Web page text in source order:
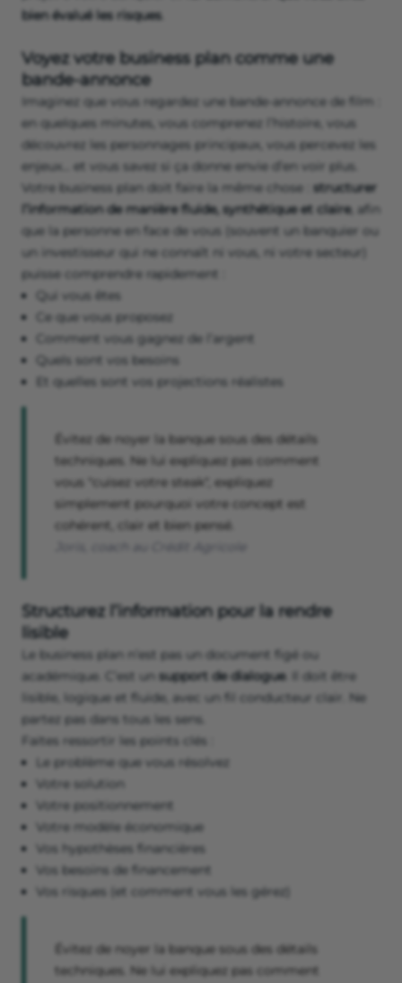
bien évalué les risques.
Voyez votre business plan comme une
bande-annonce
Imaginez que vous regardez une bande-annonce de film :
en quelques minutes, vous comprenez l’histoire, vous
découvrez les personnages principaux, vous percevez les
enjeux… et vous savez si ça donne envie d’en voir plus.
Votre business plan doit faire la même chose : structurer
l’information de manière fluide, synthétique et claire, afin
que la personne en face de vous (souvent un banquier ou
un investisseur qui ne connaît ni vous, ni votre secteur)
puisse comprendre rapidement :
Qui vous êtes
Ce que vous proposez
Comment vous gagnez de l’argent
Quels sont vos besoins
Et quelles sont vos projections réalistes
Évitez de noyer la banque sous des détails
techniques. Ne lui expliquez pas comment
vous "cuisez votre steak", expliquez
simplement pourquoi votre concept est
cohérent, clair et bien pensé.
Structurez l’information pour la rendre
lisible
Le business plan n’est pas un document figé ou
académique. C’est un support de dialogue. Il doit être
lisible, logique et fluide, avec un fil conducteur clair. Ne
partez pas dans tous les sens.
Faites ressortir les points clés :
Le problème que vous résolvez
Votre solution
Votre positionnement
Votre modèle économique
Vos hypothèses financières
Vos besoins de financement
Vos risques (et comment vous les gérez)
Évitez de noyer la banque sous des détails
techniques. Ne lui expliquez pas comment